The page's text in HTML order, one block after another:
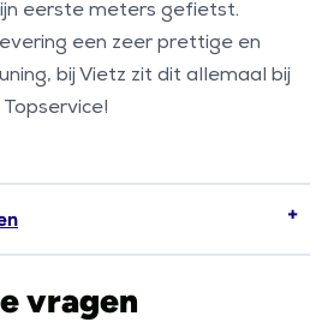
eerste meters gefietst.
een zeer prettige en
bij Vietz zit dit allemaal bij
vragen